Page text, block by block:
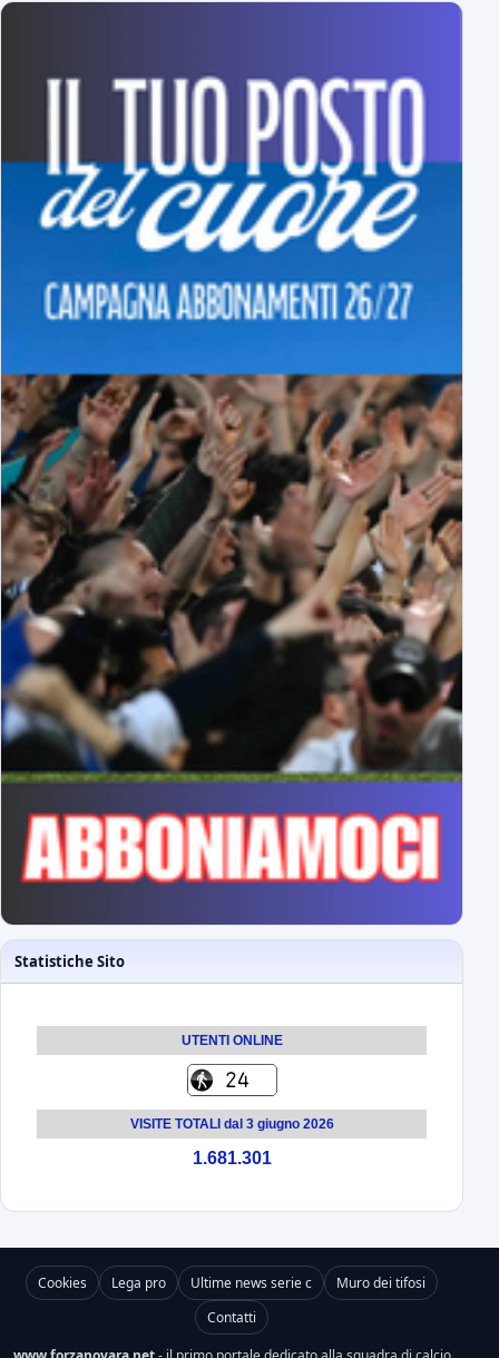
Statistiche Sito
UTENTI ONLINE
VISITE TOTALI dal 3 giugno 2026
1.681.301
Cookies Lega pro Ultime news serie c
Muro dei tifosi
Contatti